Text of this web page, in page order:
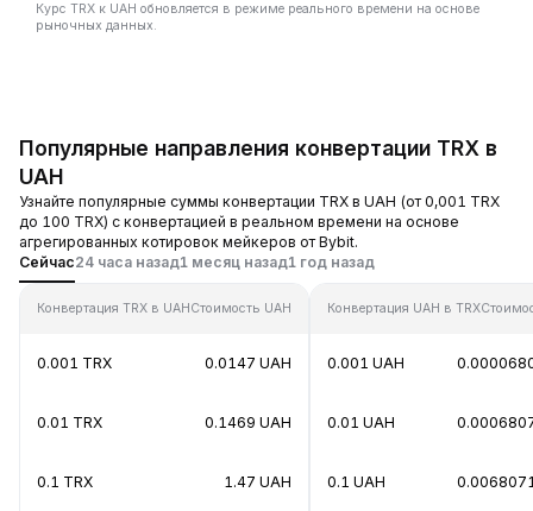
Курс TRX к UAH обновляется в режиме реального времени на основе
рыночных данных.
Популярные направления конвертации TRX в
UAH
Узнайте популярные суммы конвертации TRX в UAH (от 0,001 TRX
до 100 TRX) с конвертацией в реальном времени на основе
агрегированных котировок мейкеров от Bybit.
Сейчас24 часа назад1 месяц назад1 год назад
Конвертация TRX в UAHСтоимость UAH
0.001 TRX 0.0147 UAH
0.01 TRX 0.1469 UAH
0.1 TRX 1.47 UAH
Конвертация UAH в TRX
0.001 UAH
0.01 UAH
0.1 UAH